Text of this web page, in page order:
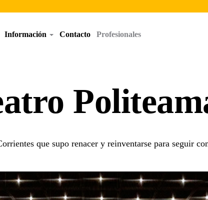
Información Contacto Profesionales
que supo renacer y reinventarse para seguir